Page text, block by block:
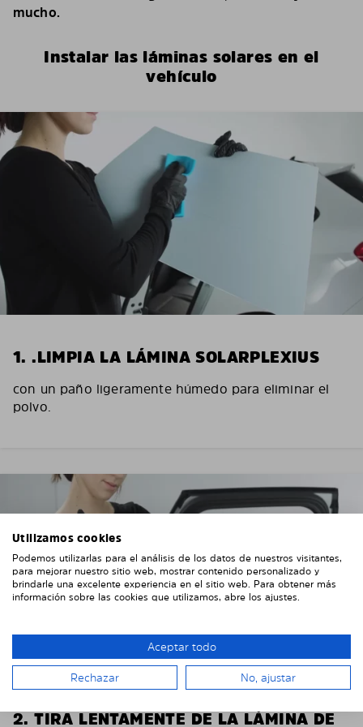
mucho.
Instalar las láminas solares en el
vehículo
1. .LIMPIA LA LÁMINA SOLARPLEXIUS
con un paño ligeramente húmedo para eliminar el
polvo.
2. TIRA LENTAMENTE DE LA LÁMINA DE
Utilizamos cookies
Podemos utilizarlas para el análisis de los datos de nuestros visitantes,
para mejorar nuestro sitio web, mostrar contenido personalizado y
brindarle una excelente experiencia en el sitio web. Para obtener más
información sobre las cookies que utilizamos, abre los ajustes.
Aceptar todo
Rechazar No, ajustar